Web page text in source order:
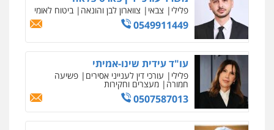
עו"ד אסף גונן
פלילי פשע חמור מעצרים
וחקירות
0542255161
גל דהן – משרד עורך דין פלילי
פשיעה חמורה
וחקירות
0544723840